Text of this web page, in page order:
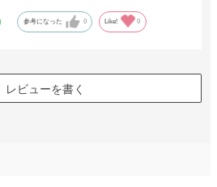
参考になった 0 Like! 0
レビューを書く